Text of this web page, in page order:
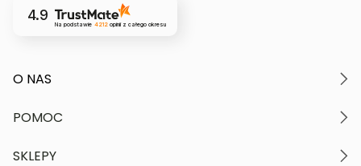
4.9
Na podstawie 4212opinii z całego okresu
O NAS
Nasze wartości
Kontakt
POMOC
SKLEPY